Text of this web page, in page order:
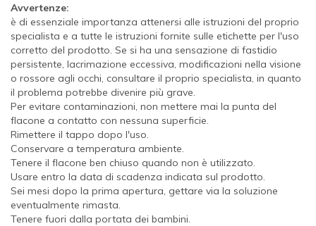
Avvertenze:
è di essenziale importanza attenersi alle istruzioni del proprio
specialista e a tutte le istruzioni fornite sulle etichette per l'uso
corretto del prodotto. Se si ha una sensazione di fastidio
persistente, lacrimazione eccessiva, modificazioni nella visione
o rossore agli occhi, consultare il proprio specialista, in quanto
il problema potrebbe divenire più grave.
Per evitare contaminazioni, non mettere mai la punta del
flacone a contatto con nessuna superficie.
Rimettere il tappo dopo l'uso.
Conservare a temperatura ambiente.
Tenere il flacone ben chiuso quando non è utilizzato.
Usare entro la data di scadenza indicata sul prodotto.
Sei mesi dopo la prima apertura, gettare via la soluzione
eventualmente rimasta.
Tenere fuori dalla portata dei bambini.